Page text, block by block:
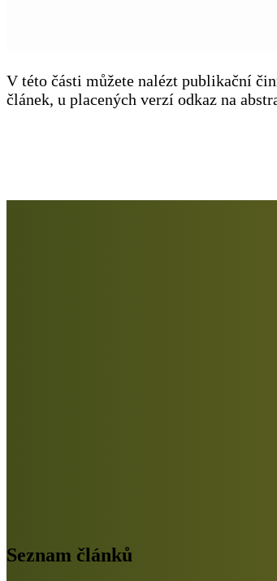
V této části můžete nalézt publikační
článek, u placených verzí odkaz na
Seznam článků